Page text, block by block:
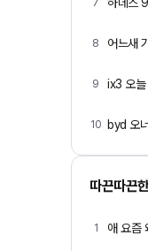
7 하데스
8 어느새
9 ix3 오늘
10 byd 오
따끈따끈
1 애 요즘